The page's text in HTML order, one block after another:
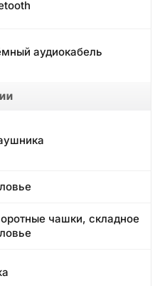
аудиокабель
чашки, складное